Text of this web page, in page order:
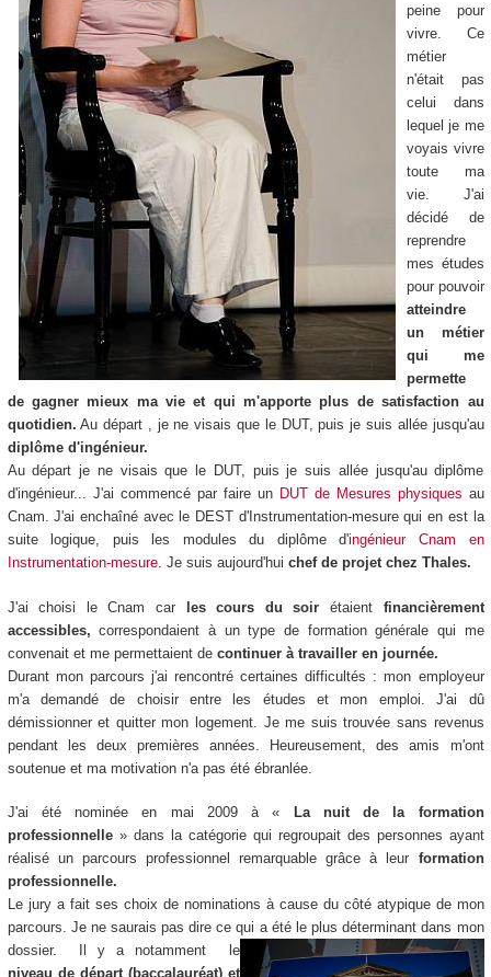
peine pour
vivre. Ce
métier
n'était pas
celui dans
lequel je me
voyais vivre
toute ma
vie. J'ai
décidé de
reprendre
mes études
pour pouvoir
atteindre
un métier
qui me
permette
de gagner mieux ma vie et qui m'apporte plus de satisfaction au
quotidien. Au départ , je ne visais que le DUT, puis je suis allée jusqu'au
diplôme d'ingénieur.
Au départ je ne visais que le DUT, puis je suis allée jusqu'au diplôme
d'ingénieur... J'ai commencé par faire un DUT de Mesures physiques au
Cnam. J'ai enchaîné avec le DEST d'Instrumentation-mesure qui en est la
suite logique, puis les modules du diplôme d'ingénieur Cnam en
Instrumentation-mesure. Je suis aujourd'hui chef de projet chez Thales.
J'ai choisi le Cnam car les cours du soir étaient financièrement
accessibles,correspondaient à un type de formation générale qui me
convenait et me permettaient decontinuer à travailler en journée.
Durant mon parcours j'ai rencontré certaines difficultés : mon employeur
m'a demandé de choisir entre les études et mon emploi. J'ai dû
démissionner et quitter mon logement. Je me suis trouvée sans revenus
pendant les deux premières années. Heureusement, des amis m'ont
soutenue et ma motivation n'a pas été ébranlée.
J'ai été nominée en mai 2009 à «
La nuit de la formation
professionnelle» dans la catégorie qui regroupait des personnes ayant
réalisé un parcours professionnel remarquable grâce à leur formation
professionnelle.
Le jury a fait ses choix de nominations à cause du côté atypique de mon
parcours. Je ne saurais pas dire ce qui a été leplus déterminant dans mon
dossier. Il y a notamment le
niveau de départ (baccalauréat) et